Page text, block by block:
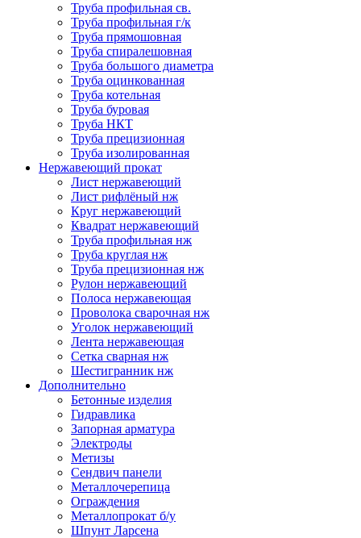
Труба профильная св.
Труба профильная г/к
Труба прямошовная
Труба спиралешовная
Труба большого диаметра
Труба оцинкованная
Труба котельная
Труба буровая
Труба НКТ
Труба прецизионная
Труба изолированная
Нержавеющий прокат
Лист нержавеющий
Лист рифлёный нж
Круг нержавеющий
Квадрат нержавеющий
Труба профильная нж
Труба круглая нж
Труба прецизионная нж
Рулон нержавеющий
Полоса нержавеющая
Проволока сварочная нж
Уголок нержавеющий
Лента нержавеющая
Сетка сварная нж
Шестигранник нж
Дополнительно
Бетонные изделия
Гидравлика
Запорная арматура
Электроды
Метизы
Сендвич панели
Металлочерепица
Ограждения
Металлопрокат б/у
Шпунт Ларсена